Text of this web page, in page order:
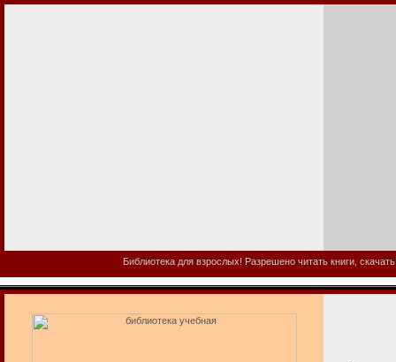
Библиотека для взрослых! Разрешено читать книги,